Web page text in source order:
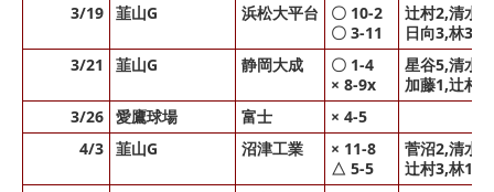
3/19 韮山G 浜松大平台
〇 10-2
〇 3-11
辻村2,清水
日向3,林3,
3/21
韮山G 静岡大成
〇 1-4
× 8-9x
星谷5,清水
加藤1,辻村
3/26 愛鷹球場 富士
× 4-5
4/3 韮山G 沼津工業
× 11-8
△ 5-5
菅沼2,清水
辻村3,林1,